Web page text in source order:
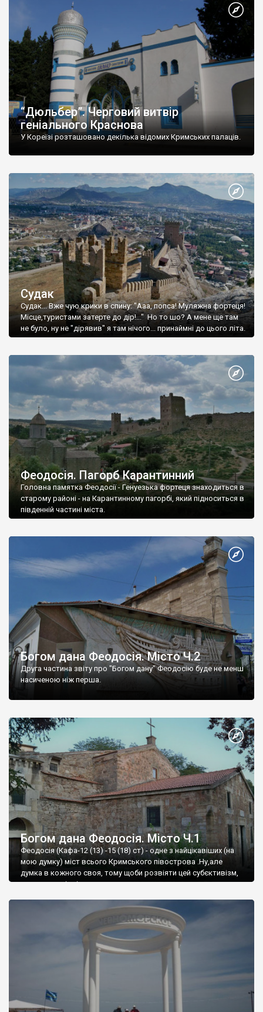
“Дюльбер”. Черговий витвір
геніального Краснова
У Кореїзі розташовано декілька відомих Кримських палаців.
Судак
Судак... Вже чую крики в спину: "Ааа, попса! Муляжна фортеця!
Місце,туристами затерте до дір!..." Но то шо? А мене ще там
не було, ну не "дірявив" я там нічого... принаймні до цього літа.
Феодосія. Пагорб Карантинний
Головна памятка Феодосії - Генуезька фортеця знаходиться в
старому районі - на Карантинному пагорбі, який підноситься в
південній частині міста.
Богом дана Феодосія. Місто Ч.2
Друга частина звіту про "Богом дану" Феодосію буде не менш
насиченою ніж перша.
Богом дана Феодосія. Місто Ч.1
Феодосія (Кафа-12 (13) -15 (18) ст) - одне з найцікавіших (на
мою думку) міст всього Кримського півострова .Ну,але
думка в кожного своя, тому щоби розвіяти цей субєктивізм,
запрошую відвідати це